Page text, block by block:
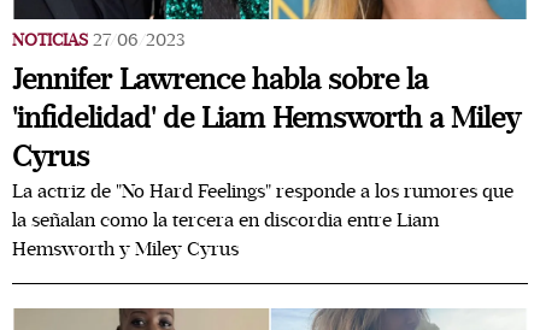
NOTICIAS 27/06/2023
Jennifer Lawrence habla sobre la
'infidelidad' de Liam Hemsworth a Miley
Cyrus
La actriz de "No Hard Feelings" responde a los rumores que
la señalan como la tercera en discordia entre Liam
Hemsworth y Miley Cyrus